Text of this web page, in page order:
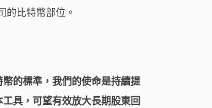
的比特幣部位。
的標準，我們的使命是持續提
具，可望有效放大長期股東回